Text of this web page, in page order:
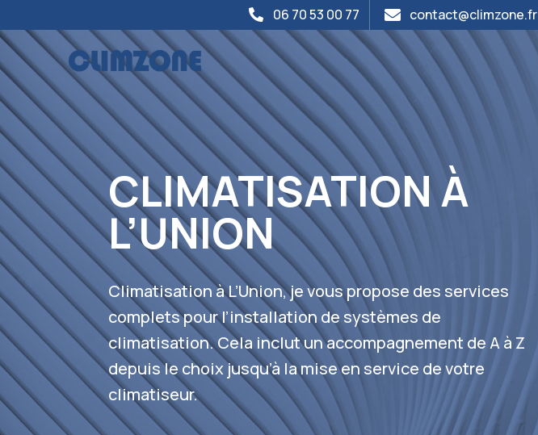
 06 70 53 00 77  contact@climzone.fr
CLIMATISATION À
L’UNION
Climatisation à L’Union, je vous propose des services
complets pour l’installation de systèmes de
climatisation. Cela inclut un accompagnement de A à Z
depuis le choix jusqu’à la mise en service de votre
climatiseur.